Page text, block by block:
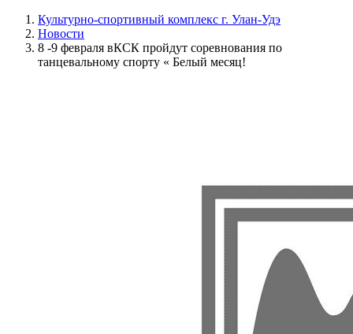
Культурно-спортивный комплекс г. Улан-Удэ
Новости
8 -9 февраля вКСК пройдут соревнования по
танцевальному спорту « Белый месяц!